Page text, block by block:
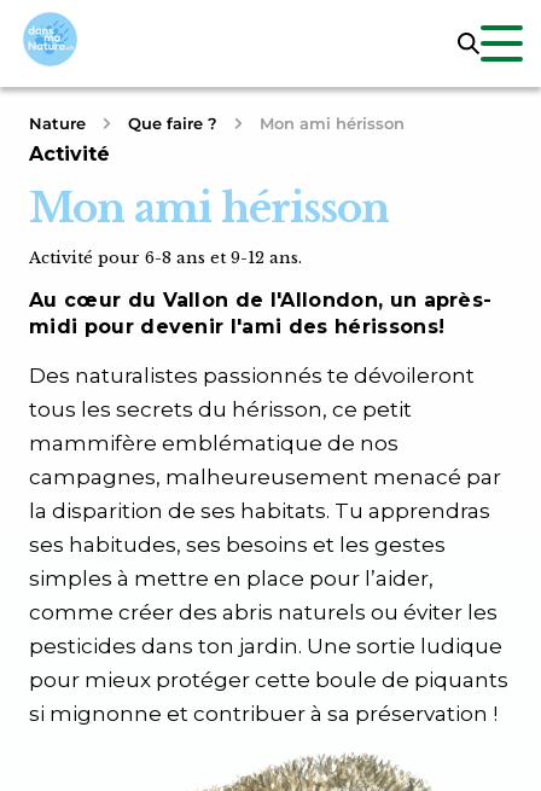
Nature Que faire ? Mon ami hérisson
Activité
Mon ami hérisson
Activité pour 6-8 ans et 9-12 ans.
Au cœur du Vallon de l'Allondon, un après-
midi pour devenir l'ami des hérissons!
Des naturalistes passionnés te dévoileront
tous les secrets du hérisson, ce petit
mammifère emblématique de nos
campagnes, malheureusement menacé par
la disparition de ses habitats. Tu apprendras
ses habitudes, ses besoins et les gestes
simples à mettre en place pour l’aider,
comme créer des abris naturels ou éviter les
pesticides dans ton jardin. Une sortie ludique
pour mieux protéger cette boule de piquants
si mignonne et contribuer à sa préservation !